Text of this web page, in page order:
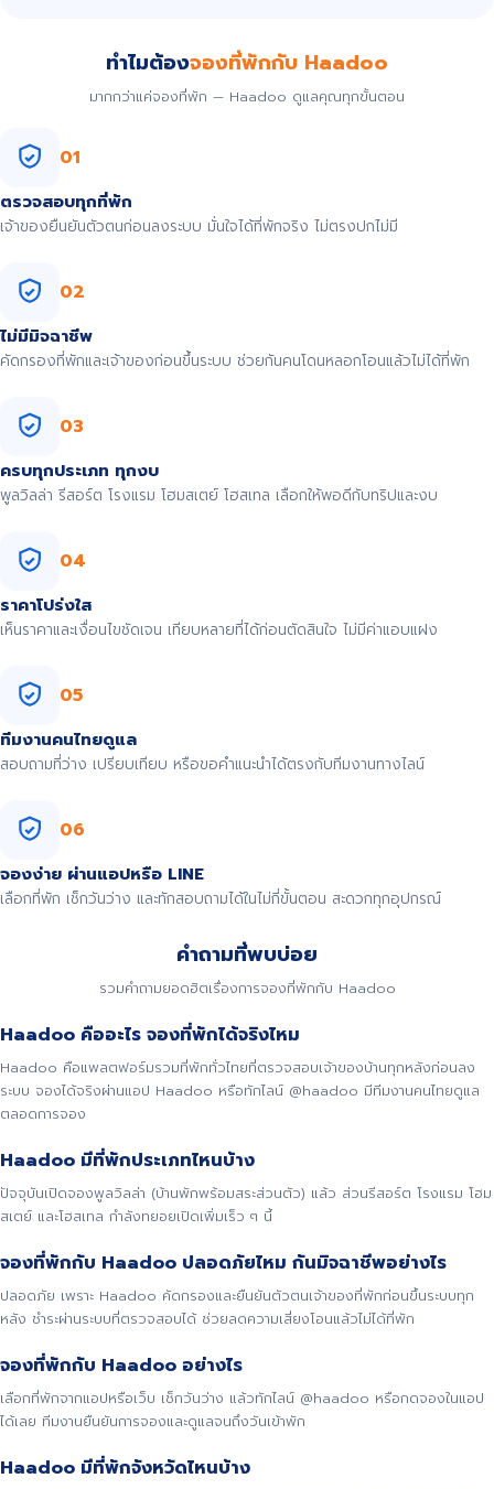
ทำไมต้องจองที่พักกับ Haadoo
มากกว่าแค่จองที่พัก — Haadoo ดูแลคุณทุกขั้นตอน
01
ตรวจสอบทุกที่พัก
เจ้าของยืนยันตัวตนก่อนลงระบบ มั่นใจได้ที่พักจริง ไม่ตรงปกไม่มี
02
ไม่มีมิจฉาชีพ
คัดกรองที่พักและเจ้าของก่อนขึ้นระบบ ช่วยกันคนโดนหลอกโอนแล้วไม่ได้ที่พัก
03
ครบทุกประเภท ทุกงบ
พูลวิลล่า รีสอร์ต โรงแรม โฮมสเตย์ โฮสเทล เลือกให้พอดีกับทริปและงบ
04
ราคาโปร่งใส
เห็นราคาและเงื่อนไขชัดเจน เทียบหลายที่ได้ก่อนตัดสินใจ ไม่มีค่าแอบแฝง
05
ทีมงานคนไทยดูแล
สอบถามที่ว่าง เปรียบเทียบ หรือขอคำแนะนำได้ตรงกับทีมงานทางไลน์
06
จองง่าย ผ่านแอปหรือ LINE
เลือกที่พัก เช็กวันว่าง และทักสอบถามได้ในไม่กี่ขั้นตอน สะดวกทุกอุปกรณ์
คำถามที่พบบ่อย
รวมคำถามยอดฮิตเรื่องการจองที่พักกับ Haadoo
Haadoo คืออะไร จองที่พักได้จริงไหม
Haadoo คือแพลตฟอร์มรวมที่พักทั่วไทยที่ตรวจสอบเจ้าของบ้านทุกหลังก่อนลง
ระบบ จองได้จริงผ่านแอป Haadoo หรือทักไลน์ @haadoo มีทีมงานคนไทยดูแล
ตลอดการจอง
Haadoo มีที่พักประเภทไหนบ้าง
ปัจจุบันเปิดจองพูลวิลล่า (บ้านพักพร้อมสระส่วนตัว) แล้ว ส่วนรีสอร์ต โรงแรม โฮม
สเตย์ และโฮสเทล กำลังทยอยเปิดเพิ่มเร็ว ๆ นี้
จองที่พักกับ Haadoo ปลอดภัยไหม กันมิจฉาชีพอย่างไร
ปลอดภัย เพราะ Haadoo คัดกรองและยืนยันตัวตนเจ้าของที่พักก่อนขึ้นระบบทุก
หลัง ชำระผ่านระบบที่ตรวจสอบได้ ช่วยลดความเสี่ยงโอนแล้วไม่ได้ที่พัก
จองที่พักกับ Haadoo อย่างไร
เลือกที่พักจากแอปหรือเว็บ เช็กวันว่าง แล้วทักไลน์ @haadoo หรือกดจองในแอป
ได้เลย ทีมงานยืนยันการจองและดูแลจนถึงวันเข้าพัก
Haadoo มีที่พักจังหวัดไหนบ้าง